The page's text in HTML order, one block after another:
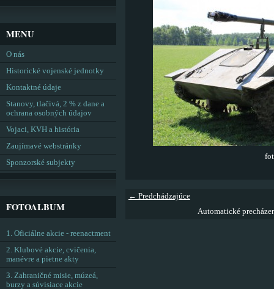
← Predchádzajúce
Automatické
MENU
O nás
Historické vojenské jednotky
Kontaktné údaje
Stanovy, tlačivá, 2 % z dane a
ochrana osobných údajov
Vojaci, KVH a história
Zaujímavé webstránky
Sponzorské subjekty
FOTOALBUM
1. Oficiálne akcie - reenactment
2. Klubové akcie, cvičenia,
manévre a pietne akty
3. Zahraničné misie, múzeá,
burzy a súvisiace akcie